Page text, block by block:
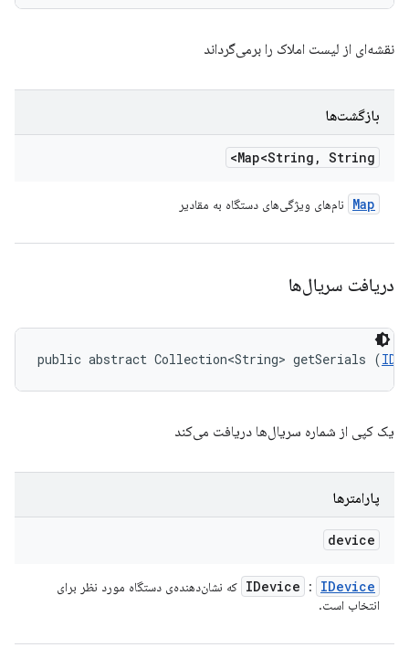
نقشه‌ای از لیست املاک را برمی‌گرداند
بازگشت‌ها
Map<String , String>
Map نام‌های ویژگی‌های دستگاه به مقادیر
دریافت سریال‌ها
public abstract Collection<String> getSerials (
یک کپی از شماره سریال‌ها دریافت می‌کند
پارامترها
device
IDevice : IDevice
که نشان‌دهنده‌ی دستگاه مورد نظر برای
انتخاب است.